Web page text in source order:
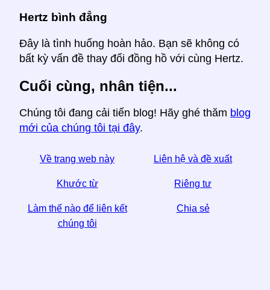
Hertz bình đẳng
Đây là tình huống hoàn hảo. Bạn sẽ không có
bất kỳ vấn đề thay đổi đồng hồ với cùng Hertz.
Cuối cùng, nhân tiện...
Chúng tôi đang cải tiến blog! Hãy ghé thăm blog
mới của chúng tôi tại đây.
Về trang web này Liên hệ và đề xuất
Khước từ Riêng tư
Làm thế nào để liên kết
chúng tôi
Chia sẻ